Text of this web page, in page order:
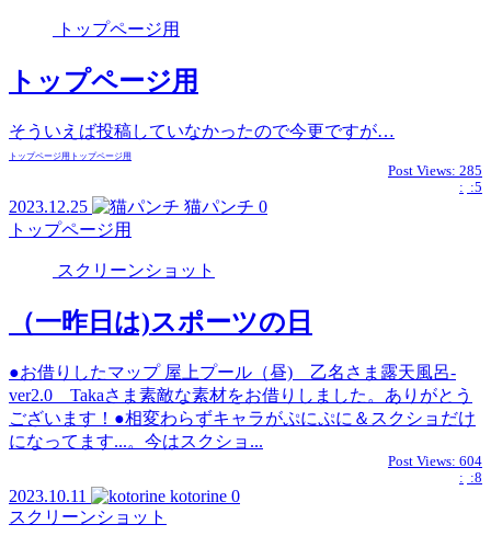
トップページ用
トップページ用
そういえば投稿していなかったので今更ですが…
トップページ用 トップページ用
Post Views: 285
: :5
2023.12.25 猫パンチ 0
トップページ用
スクリーンショット
（一昨日は)スポーツの日
●お借りしたマップ 屋上プール（昼) 乙名さま露天風呂-
ver2.0 Takaさま素敵な素材をお借りしました。ありがとう
ございます！●相変わらずキャラがぷにぷに＆スクショだけ
になってます...。今はスクショ...
Post Views: 604
: :8
2023.10.11 kotorine 0
スクリーンショット